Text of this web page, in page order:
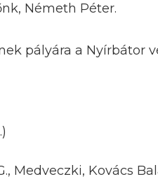
Németh Péter.
pályára a Nyírbátor
Medveczki, Kovács